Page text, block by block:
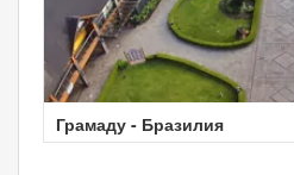
Грамаду - Бразилия